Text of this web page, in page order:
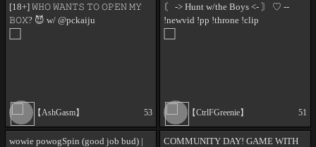
[18+] 𝚆𝙷𝙾 𝚆𝙰𝙽𝚃𝚂 𝚃𝙾 𝙾𝙿𝙴𝙽 𝙼𝚈
𝙱𝙾𝚇? 😈 w/ @pckaiju
【AshGasm】 53
〘 -> Hunt w/the Boys <- 〙 ♡ --
!newvid !pp !throne !clip
【CtrlFGreenie】 51
wowie powogSpin (good job bud) |
COMMUNITY DAY! GAME WITH